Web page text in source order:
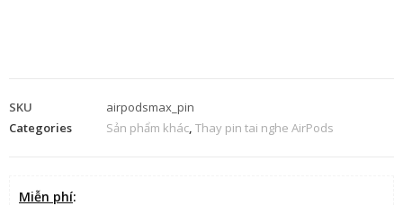
SKU
airpodsmax_pin
Categories
Sản phẩm khác, Thay pin tai nghe AirPods
Miễn phí: